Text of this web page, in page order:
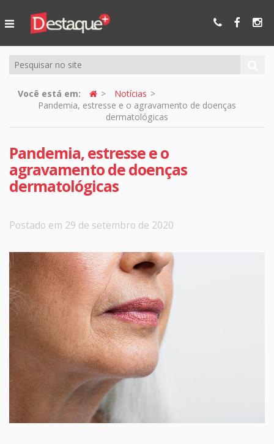
Online
Você está em:
Notícias
Pandemia, estresse e o agravamento de doenças
dermatológicas
Pandemia, estresse e o
agravamento de doenças
dermatológicas
Postado em 29 de setembro de 2020